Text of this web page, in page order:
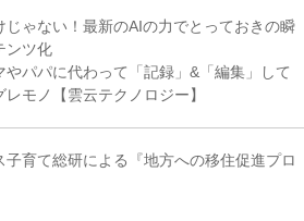
じゃない！最新のAIの力でとっておきの瞬
ンツ化
やパパに代わって「記録」&「編集」して
レモノ【雲云テクノロジー】
子育て総研による『地方への移住促進プロ